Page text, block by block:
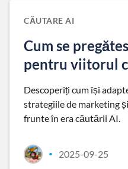
CĂUTARE AI
Cum se
pentru viitorul
Descoperiți cum își
strategiile de marketing
frunte în era căutării AI.
• 2025-09-25